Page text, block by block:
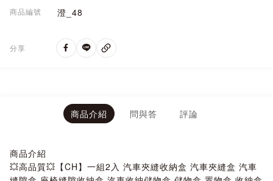
商品編號 澄_48
分享
商品介紹 問與答 評論
商品介紹
💥高品質💥【CH】一組2入 汽車夾縫收納盒 汽車夾縫盒 汽車